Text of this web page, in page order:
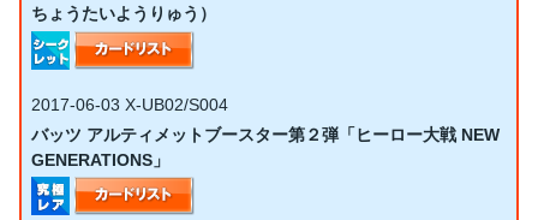
ちょうたいようりゅう）
2017-06-03 X-UB02/S004
バッツ アルティメットブースター第２弾「ヒーロー大戦 NEW
GENERATIONS」